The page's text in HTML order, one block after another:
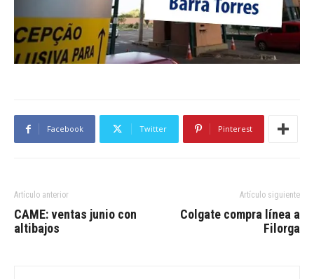
Facebook Twitter Pinterest
Artículo anterior
CAME: ventas junio con
altibajos
Artículo siguiente
Colgate compra línea a
Filorga